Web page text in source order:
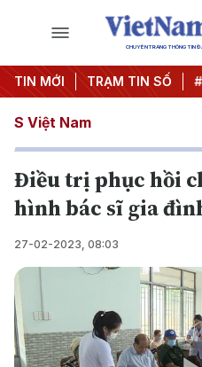
CHUYÊN TRANG THÔNG TIN
TIN MỚI TRẠM TIN SỐ
quyết thành hành động
S Việt Nam
Điều trị phục hồi
hình bác sĩ gia
27-02-2023, 08:03